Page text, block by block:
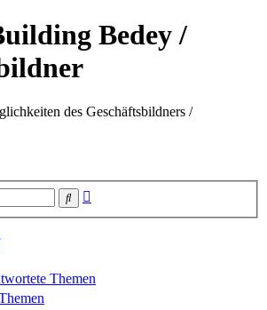
Bedey /
des Geschäftsbildners /
Suche
Themen